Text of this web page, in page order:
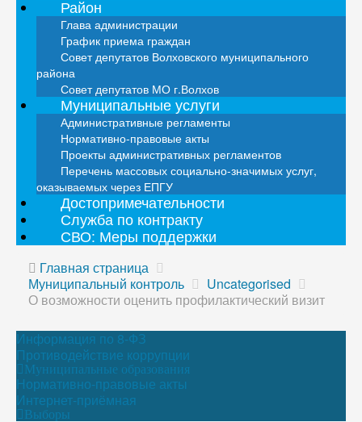
Район
Глава администрации
График приема граждан
Совет депутатов Волховского муниципального
района
Совет депутатов МО г.Волхов
Муниципальные услуги
Административные регламенты
Нормативно-правовые акты
Проекты административных регламентов
Перечень массовых социально-значимых услуг,
оказываемых через ЕПГУ
Достопримечательности
Служба по контракту
СВО: Меры поддержки
Главная страница
Муниципальный контроль
Uncategorised
О возможности оценить профилактический визит
Информация по 8-ФЗ
Противодействие коррупции
Муниципальные образования
Нормативно-правовые акты
Интернет-приёмная
Выборы